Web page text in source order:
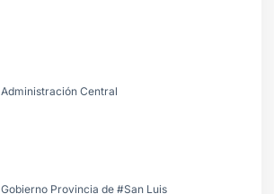
Administración Central
Gobierno Provincia de #San Luis